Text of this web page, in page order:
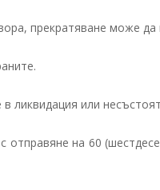
прекратяване може да
ликвидация или
отправяне на 60